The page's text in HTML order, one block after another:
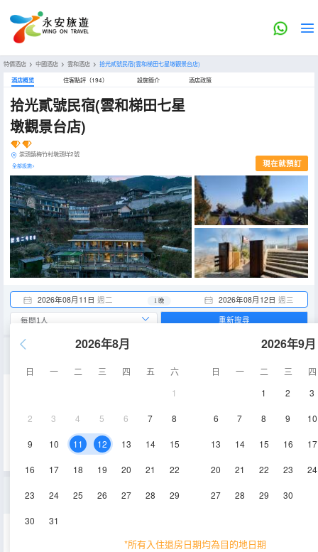
特價酒店 > 中國酒店 > 雲和酒店 > 拾光貳號民宿(雲和梯田七星墩觀景台店)
酒店概览 住客點評（194） 設施簡介 酒店政策
拾光貳號民宿(雲和梯田七星
墩觀景台店)
崇頭鎮梅竹村墩頭垟2號
全部設施> 現在就預訂
2026年08月11日 週二 2026年08月12日 週三
1 晚
2026年8月
日 一 二 三 四 五
六
1
2 3 4 5 6 7 8
9 10 11 12 13 14 15
16 17 18 19 20 21 22
23 24 25 26 27 28 29
30 31
2026年9月
日 一 二 三
四
1
2 3
6 7 8 9 10
13 14 15 16 17
20 21 22 23 24
27 28 29 30
*所有入住退房日期均為目的地日期
重新搜尋
空調
25㎡ 2層 空調